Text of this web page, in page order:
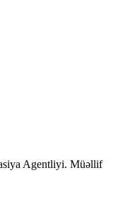
Agentliyi. Müəllif